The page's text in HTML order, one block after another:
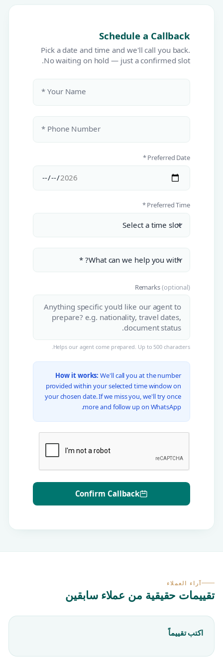
Schedule a Callback
Pick a date and time and we'll call you back.
No waiting on hold — just a confirmed slot.
Your Name *
Phone Number *
Preferred Date *
Preferred Time *
Remarks(optional)
Helps our agent come prepared. Up to 500 characters.
How it works: We'll call you at the number
provided within your selected time window on
your chosen date. If we miss you, we'll try once
more and follow up on WhatsApp.
Confirm Callback
آراء العملاء
تقييمات حقيقية من عملاء سابقين
اكتب تقييماً